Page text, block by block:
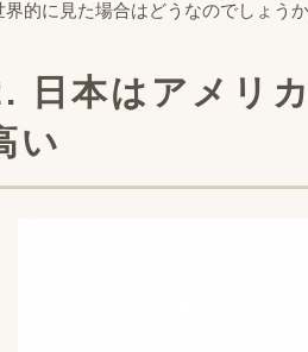
界的に見た場合はどうなのでしょうか
日本はアメリ
い